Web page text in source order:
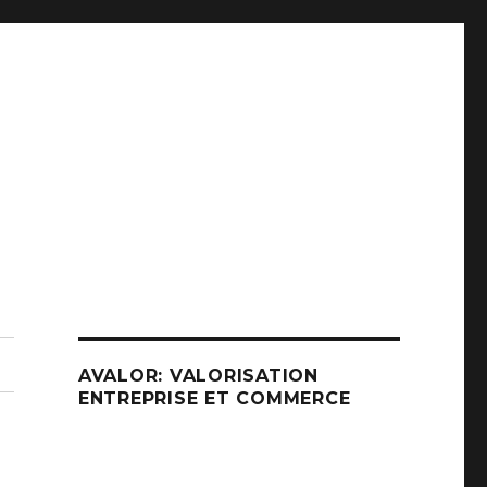
AVALOR: VALORISATION
ENTREPRISE ET COMMERCE